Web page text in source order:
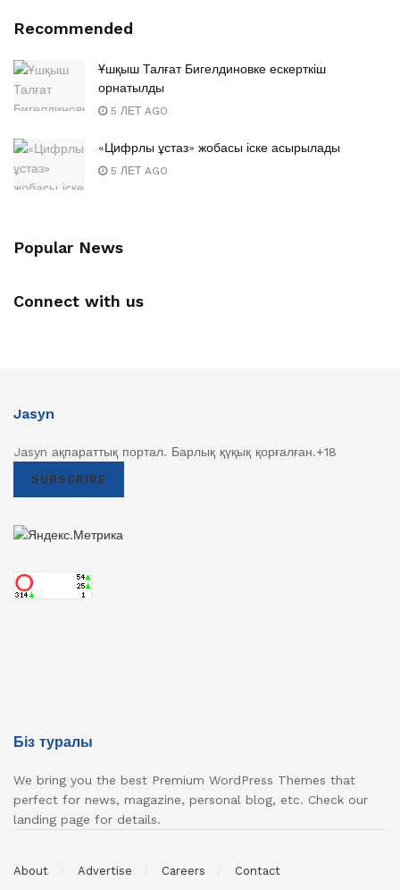
Recommended
Ұшқыш Талғат Бигелдиновке ескерткіш
орнатылды
5 ЛЕТ AGO
«Цифрлы ұстаз» жобасы іске асырылады
5 ЛЕТ AGO
Popular News
Connect with us
Jasyn
Jasyn ақпараттық портал. Барлық қүқық қорғалған.+18
SUBSCRIBE
Біз туралы
We bring you the best Premium WordPress Themes that
perfect for news, magazine, personal blog, etc. Check our
landing page for details.
About Advertise Careers Contact